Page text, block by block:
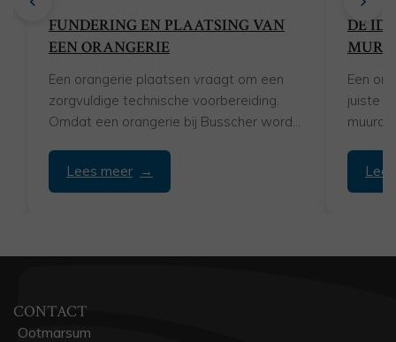
FUNDERING EN PLAATSING VAN
EEN ORANGERIE
Een orangerie plaatsen vraagt om een
zorgvuldige technische voorbereiding.
Omdat een orangerie bij Busscher wordt
uitbouw,...
Lees meer
DE
Een
juiste
CONTACT
Ootmarsum